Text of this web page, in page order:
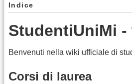
Indice
StudentiUniMi -
Benvenuti nella wiki ufficiale di
Corsi di laurea